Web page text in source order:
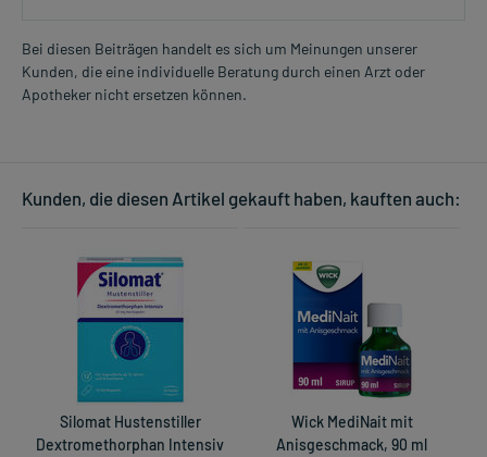
Bei diesen Beiträgen handelt es sich um Meinungen unserer
Kunden, die eine individuelle Beratung durch einen Arzt oder
Apotheker nicht ersetzen können.
Kunden, die diesen Artikel gekauft haben, kauften auch:
Silomat Hustenstiller
Dextromethorphan Intensiv
Wick MediNait mit
Anisgeschmack, 90 ml